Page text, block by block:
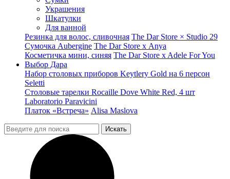
Украшения
Шкатулки
Для ванной
Резинка для волос, сливочная The Dar Store × Studio 29
Сумочка Aubergine The Dar Store x Anya
Косметичка мини, синяя The Dar Store x Adele For You
Выбор Дара
Набор столовых приборов Keytlery Gold на 6 персон
Seletti
Столовые тарелки Rocaille Dove White Red, 4 шт
Laboratorio Paravicini
Платок «Встреча» Alisa Maslova